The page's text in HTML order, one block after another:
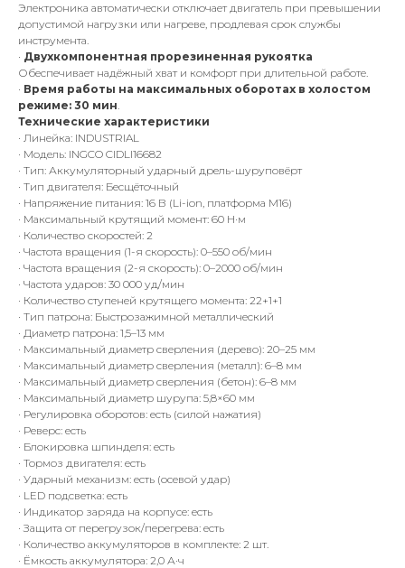
Электроника автоматически отключает двигатель при превышении
допустимой нагрузки или нагреве, продлевая срок службы
инструмента.
· Двухкомпонентная прорезиненная рукоятка
Обеспечивает надёжный хват и комфорт при длительной работе.
· Время работы на максимальных оборотах в холостом
режиме: 30 мин.
Технические характеристики
· Линейка: INDUSTRIAL
· Модель: INGCO CIDLI16682
· Тип: Аккумуляторный ударный дрель-шуруповёрт
· Тип двигателя: Бесщёточный
· Напряжение питания: 16 В (Li-ion, платформа M16)
· Максимальный крутящий момент: 60 Н·м
· Количество скоростей: 2
· Частота вращения (1-я скорость): 0–550 об/мин
· Частота вращения (2-я скорость): 0–2000 об/мин
· Частота ударов: 30 000 уд/мин
· Количество ступеней крутящего момента: 22+1+1
· Тип патрона: Быстрозажимной металлический
· Диаметр патрона: 1,5–13 мм
· Максимальный диаметр сверления (дерево): 20–25 мм
· Максимальный диаметр сверления (металл): 6–8 мм
· Максимальный диаметр сверления (бетон): 6–8 мм
· Максимальный диаметр шурупа: 5,8×60 мм
· Регулировка оборотов: есть (силой нажатия)
· Реверс: есть
· Блокировка шпинделя: есть
· Тормоз двигателя: есть
· Ударный механизм: есть (осевой удар)
· LED подсветка: есть
· Индикатор заряда на корпусе: есть
· Защита от перегрузок/перегрева: есть
· Количество аккумуляторов в комплекте: 2 шт.
· Ёмкость аккумулятора: 2,0 А·ч